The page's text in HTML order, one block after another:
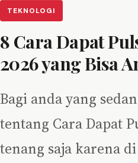
TEKNOLOGI
8 Cara Dapat
2026 yang Bisa
Bagi anda yang
tentang Cara Dapat
tenang saja karena